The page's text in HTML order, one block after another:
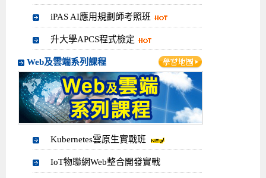
iPAS AI應用規劃師考照班
升大學APCS程式檢定
Web及雲端系列課程
Kubernetes雲原生實戰班
IoT物聯網Web整合開發實戰